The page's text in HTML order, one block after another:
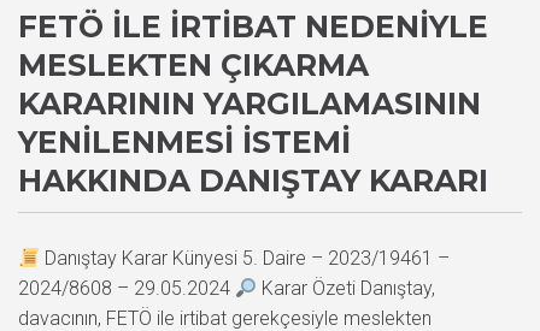
FETÖ İLE İRTIBAT NEDENIYLE
MESLEKTEN ÇIKARMA
KARARININ YARGILAMASININ
YENILENMESI İSTEMI
HAKKINDA DANIŞTAY KARARI
Danıştay Karar Künyesi 5. Daire – 2023/19461 –
2024/8608 – 29.05.2024
Karar Özeti Danıştay,
davacının, FETÖ ile irtibat gerekçesiyle meslekten